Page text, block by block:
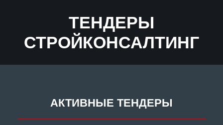
ТЕНДЕРЫ
СТРОЙКОНСАЛТИНГ
АКТИВНЫЕ ТЕНДЕРЫ